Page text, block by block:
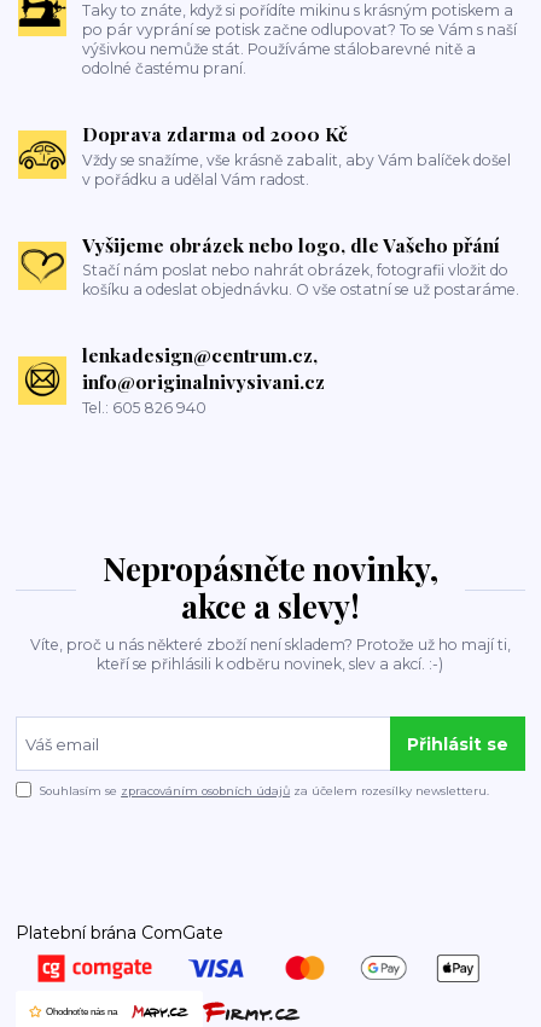
Taky to znáte, když si pořídíte mikinu s krásným potiskem a
po pár vyprání se potisk začne odlupovat? To se Vám s naší
výšivkou nemůže stát. Používáme stálobarevné nitě a
odolné častému praní.
Doprava zdarma od 2000 Kč
Vždy se snažíme, vše krásně zabalit, aby Vám balíček došel
v pořádku a udělal Vám radost.
Vyšijeme obrázek nebo logo, dle Vašeho přání
Stačí nám poslat nebo nahrát obrázek, fotografii vložit do
košíku a odeslat objednávku. O vše ostatní se už postaráme.
lenkadesign@centrum.cz,
info@originalnivysivani.cz
Tel.: 605 826 940
Nepropásněte novinky,
akce a slevy!
Víte, proč u nás některé zboží není skladem? Protože už ho mají ti,
kteří se přihlásili k odběru novinek, slev a akcí. :-)
Přihlásit se
Souhlasím se zpracováním osobních údajů za účelem rozesílky newsletteru.
Platební brána ComGate